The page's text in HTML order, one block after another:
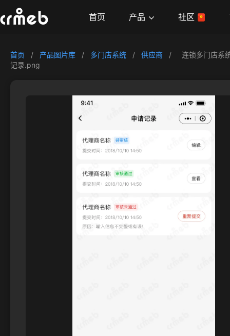
首页 产品 社区
首页 / 产品图片库 / 多门店系统 / 供应商 /
连锁多门店系
记录.png